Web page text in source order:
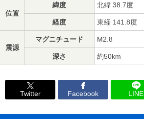
位置
緯度 北緯 38.7度
経度 東経 141.8度
震源
マグニチュード M2.8
深さ 約50km
Twitter Facebook LINE